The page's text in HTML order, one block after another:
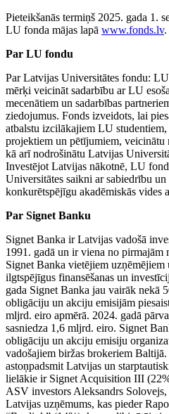
Pieteikšanās termiņš 2025. gada 1.
LU fonda mājas lapā www.fonds.lv.
Par LU fondu
Par Latvijas Universitātes fondu:
mērķi veicināt sadarbību ar LU
mecenātiem un sadarbības
ziedojumus. Fonds izveidots, lai
atbalstu izcilākajiem LU
projektiem un pētījumiem, veicinātu
kā arī nodrošinātu Latvijas
Investējot Latvijas nākotnē, LU
Universitātes saikni ar sabiedrību
konkurētspējīgu akadēmiskās vides
Par Signet Banku
Signet Banka ir Latvijas vadošā
1991. gadā un ir viena no pirmajām
Signet Banka vietējiem uzņēmējiem
ilgtspējīgus finansēšanas un
gada Signet Banka jau vairāk nekā
obligāciju un akciju emisijām
mljrd. eiro apmērā. 2024. gadā
sasniedza 1,6 mljrd. eiro. Signet
obligāciju un akciju emisiju
vadošajiem biržas brokeriem
astoņpadsmit Latvijas un
lielākie ir Signet Acquisition III
ASV investors Aleksandrs
Latvijas uzņēmums, kas pieder